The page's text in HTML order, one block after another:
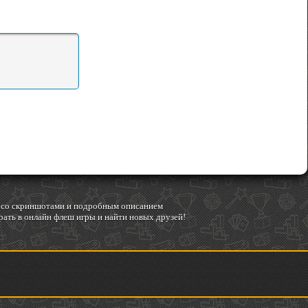
со скриншотами и подробным описанием
в онлайн флеш игры и найти новых друзей!